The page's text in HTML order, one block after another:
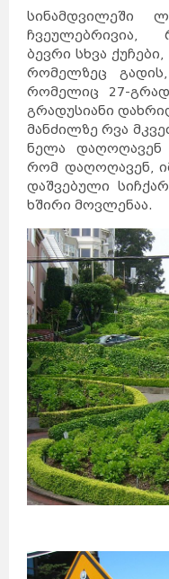
სინამდვილეში
ჩვეულებრივია,
ბევრი სხვა
რომელზეც
რომელიც 27-
გრადუსიანი
მანძილზე რვა
ნელა დაღოღავენ
რომ დაღოღავენ,
დაშვებული
ხშირი მოვლენაა.